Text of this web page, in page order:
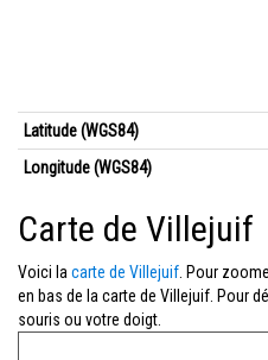
Latitude (WGS84)
Longitude (WGS84)
Carte de Villejuif
Voici la carte de Villejuif . Pour
en bas de la carte de Villejuif. Pour
souris ou votre doigt.